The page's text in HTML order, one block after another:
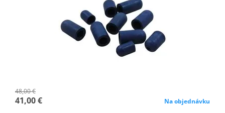
48,00 €
41,00 € Na objednávku